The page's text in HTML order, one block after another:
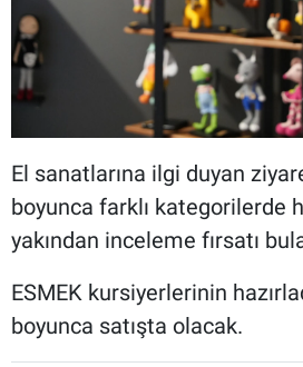
El sanatlarına ilgi duyan
boyunca farklı kategorilerde
yakından inceleme fırsatı
ESMEK kursiyerlerinin
boyunca satışta olacak.